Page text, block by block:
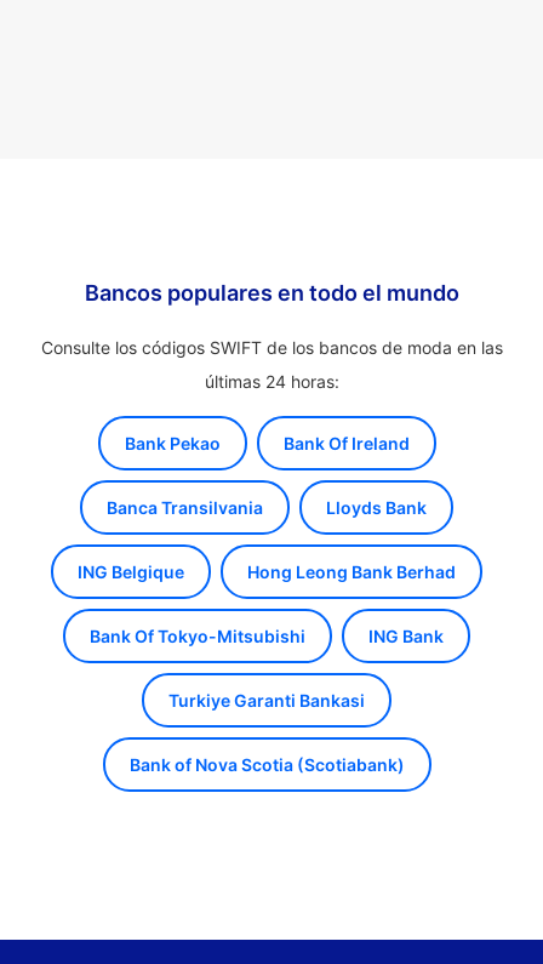
Bancos populares en todo el mundo
Consulte los códigos SWIFT de los bancos de moda en las
últimas 24 horas:
Bank Pekao Bank Of Ireland
Banca Transilvania Lloyds Bank
ING Belgique Hong Leong Bank Berhad
Bank Of Tokyo-Mitsubishi ING Bank
Turkiye Garanti Bankasi
Bank of Nova Scotia (Scotiabank)